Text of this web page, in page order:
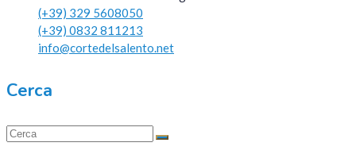
(+39) 329 5608050
(+39) 0832 811213
info@cortedelsalento.net
Cerca